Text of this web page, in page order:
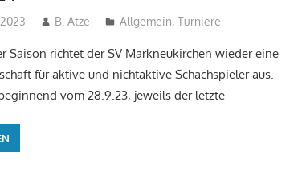
B. Atze Allgemein,Turniere
Saison richtet der SV Markneukirchen wieder eine
für aktive und nichtaktive Schachspieler aus.
vom 28.9.23, jeweils der letzte